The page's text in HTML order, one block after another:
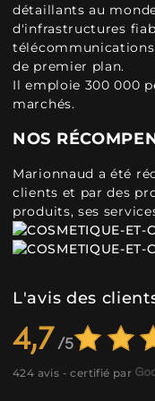
détaillants au
d'infrastructures
de premier plan.
Il emploie 300 000
marchés.
NOS
Marionnaud a été
clients et par des
produits, ses
L'avis des
4,7
424 avis - certifié par